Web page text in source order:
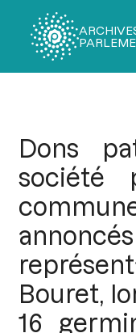
Dons
société
Bouret,
16